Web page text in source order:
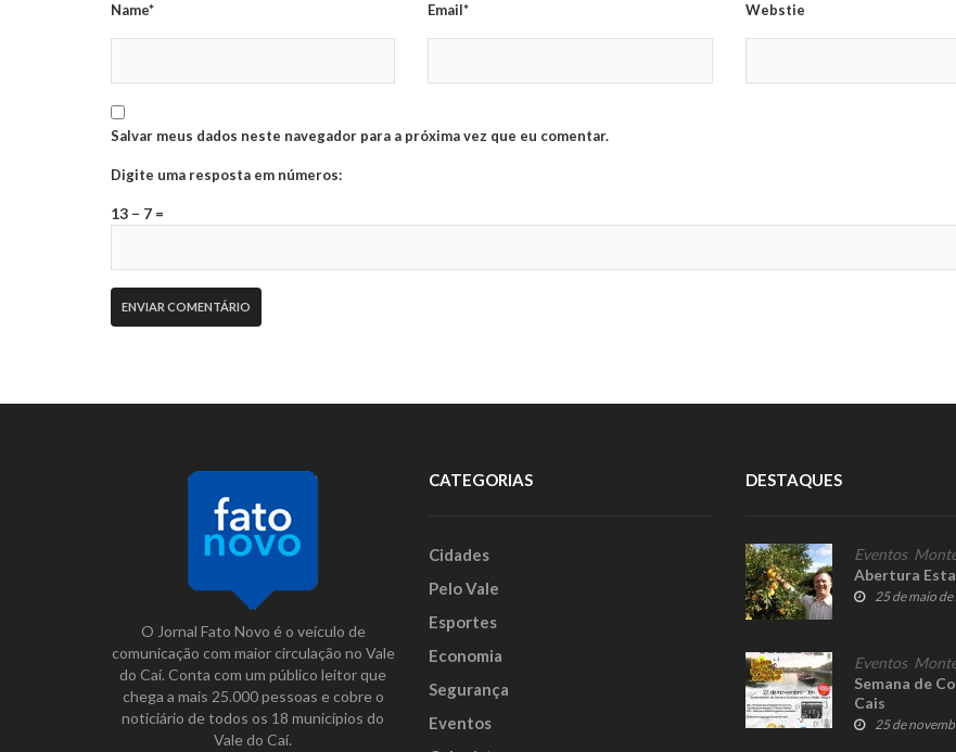
Name* Email* Webstie
Salvar meus dados neste navegador para a próxima vez que eu comentar.
Digite uma resposta em números:
13 − 7 =
O Jornal Fato Novo é o veículo de
comunicação com maior circulação no Vale
do Caí. Conta com um público leitor que
chega a mais 25.000 pessoas e cobre o
noticiário de todos os 18 municípios do
Vale do Caí.
CATEGORIAS
Cidades
Pelo Vale
Esportes
Economia
Segurança
Eventos
DESTAQUES
Eventos,
Abertura
25 de maio
Eventos,
Semana de
Cais
25 de